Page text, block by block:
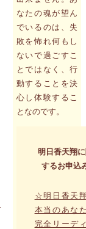
なたの魂が望ん
でいるのは、失
敗を怖れ何もし
ないで過ごすこ
とではなく、行
動することを決
心し体験するこ
となのです。
明日香天翔
するお申込
☆明日香天
本当のあな
完全リーデ